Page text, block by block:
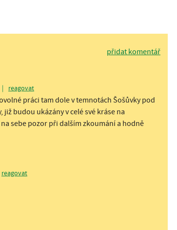
přidat komentář
| reagovat
práci tam dole v temnotách Šošůvky pod
budou ukázány v celé své kráse na
sebe pozor při dalším zkoumání a hodně
reagovat